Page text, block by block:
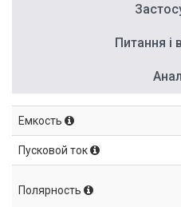
Питання і
Емкость
Пусковой ток
Полярность